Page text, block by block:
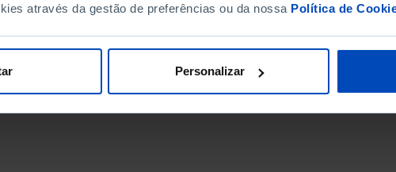
através da gestão de preferências ou da nossa Política de
Personalizar
DATA DE FIM